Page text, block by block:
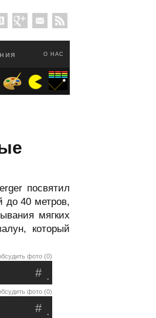
О НАС
посвятил
до 40 метров,
мягких
который
фото (0)
.
#
фото (0)
.
#